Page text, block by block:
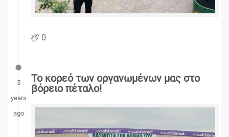
0
5
years
ago
Το κορεό των οργανωμένων μας στο
βόρειο πέταλο!